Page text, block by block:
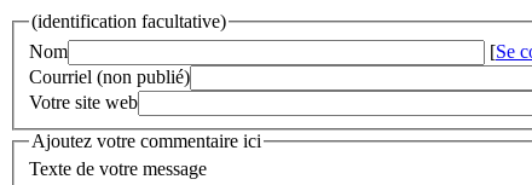
(identification facultative)
Nom
[Se
Courriel (non publié)
Votre site web
Ajoutez votre commentaire ici
Texte de votre message